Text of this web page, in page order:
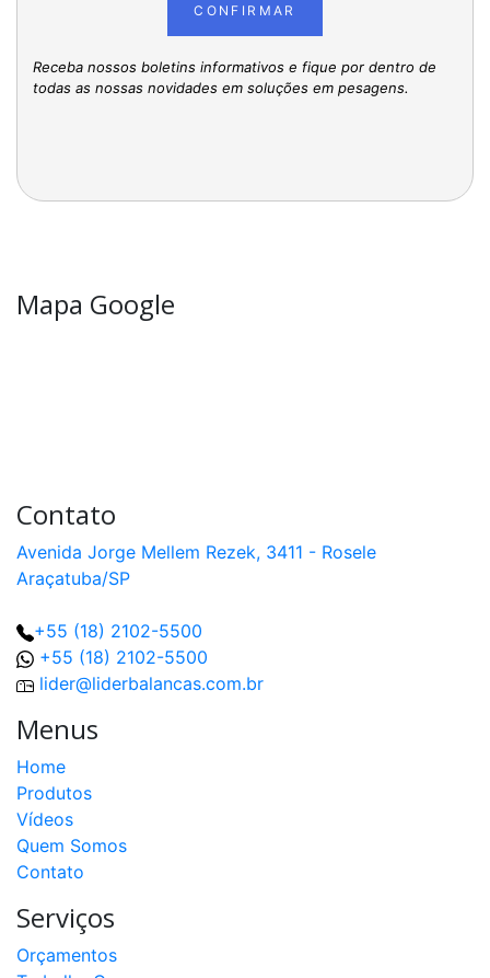
CONFIRMAR
Receba nossos boletins informativos e fique por dentro de
todas as nossas novidades em soluções em pesagens.
Mapa Google
Contato
Avenida Jorge Mellem Rezek, 3411 - Rosele
Araçatuba/SP
+55 (18) 2102-5500
+55 (18) 2102-5500
lider@liderbalancas.com.br
Menus
Home
Produtos
Vídeos
Quem Somos
Contato
Serviços
Orçamentos